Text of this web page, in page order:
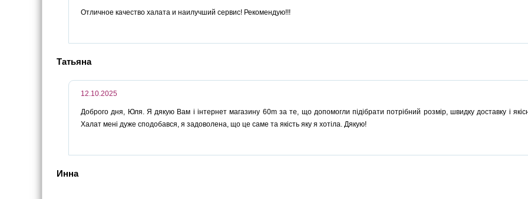
Отличное качество халата и наилучший сервис! Рекомендую!!!
Татьяна
12.10.2025
Доброго дня, Юля. Я дякую Вам і інтернет магазину 60m за те, що допомогли підібрати потрібний розмір, швидку доставку і
Халат мені дуже сподобався, я задоволена, що це саме та якість яку я хотіла. Дякую!
Инна